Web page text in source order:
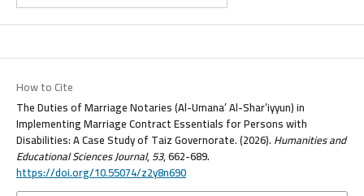
How to Cite
The Duties of Marriage Notaries (Al-Umana’ Al-Shar’iyyun) in
Implementing Marriage Contract Essentials for Persons with
Disabilities: A Case Study of Taiz Governorate. (2026). Humanities and
Educational Sciences Journal,53, 662-689.
https://doi.org/10.55074/z2y8n690